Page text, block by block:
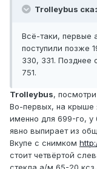
Trolleybus
Всё-таки, первые
поступили позже
330, 331. Позднее
751.
Trolleybus,
Во-первых, на крыше
именно для 699-го,
явно выпирает из
Вкупе с снимком
стоит четвёртой